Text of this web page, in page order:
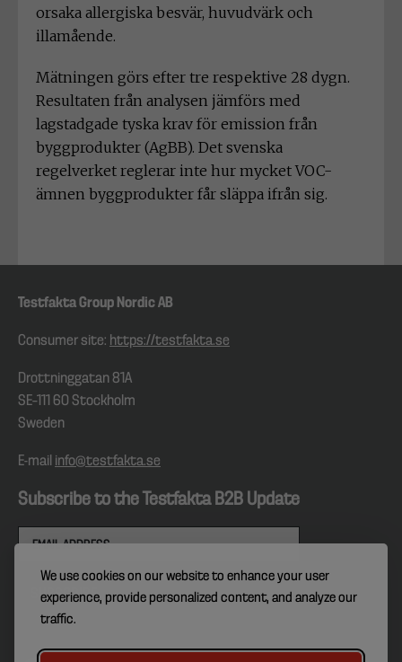
We use cookies on our website to enhance your user
experience, provide personalized content, and analyze our
traffic.
orsaka allergiska besvär, huvudvärk och
illamående.
Mätningen görs efter tre respektive 28 dygn.
Resultaten från analysen jämförs med
lagstadgade tyska krav för emission från
byggprodukter (AgBB). Det svenska
regelverket reglerar inte hur mycket VOC-
ämnen byggprodukter får släppa ifrån sig.
Testfakta Group Nordic AB
Consumer site: https://testfakta.se
Drottninggatan 81A
SE–111 60 Stockholm
Sweden
E-mail info@testfakta.se
Subscribe to the Testfakta B2B Update